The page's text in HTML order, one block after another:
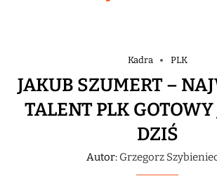
Kadra PLK
JAKUB SZUMERT –
TALENT PLK GOTOWY
DZIŚ
Autor: Grzegorz